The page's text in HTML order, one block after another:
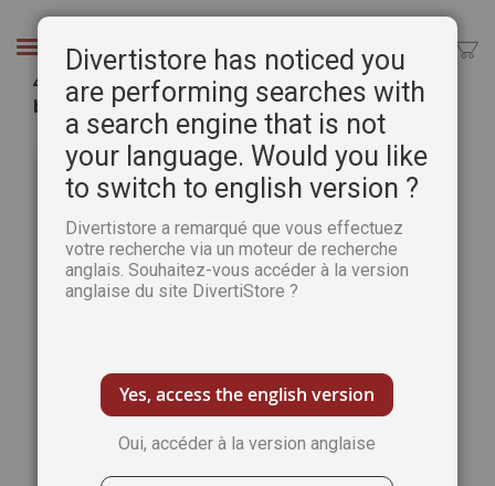
Chercher
4 tampons - Thème "Petits moments de
bonheur"
galerie
d’images
Divertistore has noticed you
are performing searches with
a search engine that is not
your language. Would you like
to switch to english version ?
Divertistore a remarqué que vous effectuez
votre recherche via un moteur de recherche
anglais. Souhaitez-vous accéder à la version
anglaise du site DivertiStore ?
Yes, access the english version
Oui, accéder à la version anglaise